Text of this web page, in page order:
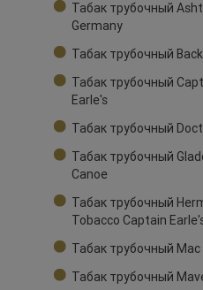
Табак трубочный
Germany
Табак трубочный
Табак трубочный
Earle's
Табак трубочный
Табак трубочный
Canoe
Табак трубочный
Tobacco Captain
Табак трубочный Mac
Табак трубочный